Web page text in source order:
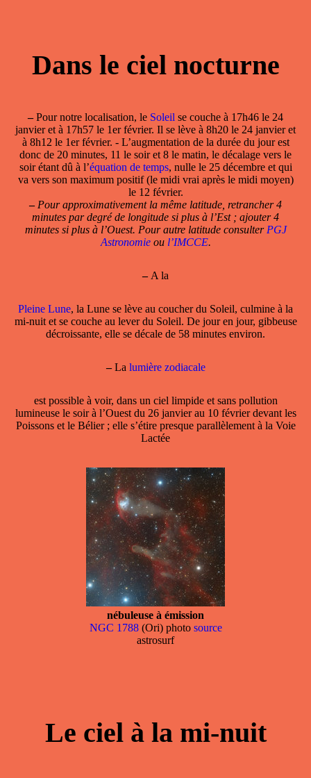
Dans le ciel nocturne
–Pour notre localisation, le Soleil se couche à 17h46 le 24
janvier et à 17h57 le 1er février. Il se lève à 8h20 le 24 janvier et
à 8h12 le 1er février. - L’augmentation de la durée du jour est
donc de 20 minutes, 11 le soir et 8 le matin, le décalage vers le
soir étant dû à l’équation de temps, nulle le 25 décembre et qui
va vers son maximum positif (le midi vrai après le midi moyen)
le 12 février.
– Pour approximativement la même latitude, retrancher 4
minutes par degré de longitude si plus à l’Est ; ajouter 4
minutes si plus à l’Ouest. Pour autre latitude consulter PGJ
Astronomieou l’IMCCE.
–A la
Pleine Lune, la Lune se lève au coucher du Soleil, culmine à la
mi-nuit et se couche au lever du Soleil. De jour en jour, gibbeuse
décroissante, elle se décale de 58 minutes environ.
–La lumière zodiacale
est possible à voir, dans un ciel limpide et sans pollution
lumineuse le soir à l’Ouest du 26 janvier au 10 février devant les
Poissons et le Bélier ; elle s’étire presque parallèlement à la Voie
Lactée
nébuleuse à émission
NGC 1788(Ori) photo source
astrosurf
Le ciel à la mi-nuit